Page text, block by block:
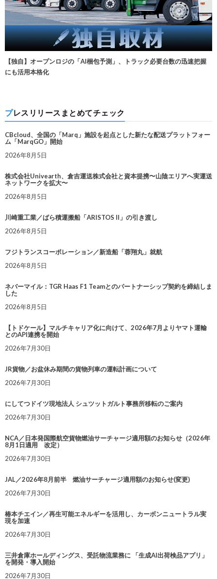
【独自】オープンロジの「AI梱包予測」、トラック必要台数の迅速把握
にも活用本格化
プレスリリースまとめてチェック
CBcloud、全国の「Marq」施設を起点とした新たな配送プラットフォー
ム「MarqGO」開始
2026年8月5日
株式会社Univearth、倉吉運送株式会社と資本提携〜山陰エリアへ実運送
ネットワークを拡大〜
2026年8月5日
川崎重工業／ばら積運搬船「ARISTOS II」の引き渡し
2026年8月5日
フジトランスコーポレーション／新造船「蓉翔丸」就航
2026年8月5日
ネバーマイル：TGR Haas F1 Teamとのパートナーシップ契約を締結しま
した
2026年8月5日
【トドケール】マルチキャリア化に向けて、2026年7月よりヤマト運輸
とのAPI連携を開始
2026年7月30日
JR貨物／お盆休み期間の貨物列車の運転計画について
2026年7月30日
にしてつドイツ現地法人 シュツットガルト事務所移転のご案内
2026年7月30日
NCA／日本発国際航空貨物燃油サーチャージ適用額のお知らせ（2026年
8月1日適用 改定）
2026年7月30日
JAL／2026年8月前半 燃油サーチャージ適用額のお知らせ(変更)
2026年7月30日
椿本チエイン／再生可能エネルギーを活用し、カーボンニュートラル実
現を加速
2026年7月30日
三井倉庫ホールディングス、受託物流業務に 「生成AI出荷検品アプリ」
を開発・導入開始
2026年7月30日